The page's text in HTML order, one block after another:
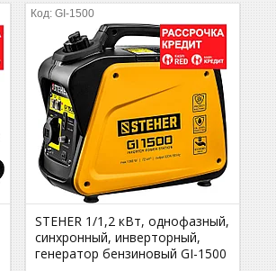
GI-1500
STEHER 1/1,2 кВт, однофазный,
синхронный, инверторный,
генератор бензиновый GI-1500